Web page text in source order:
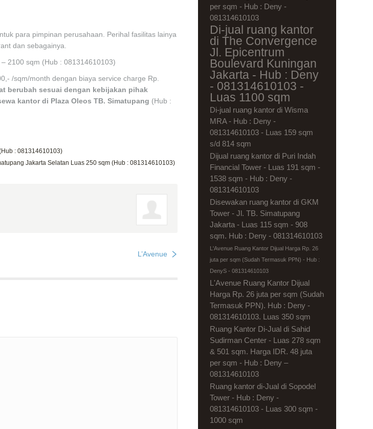
para pimpinan perusahaan. Perihal fasilitas lainya
dan sebagainya.
2100 sqm (Hub : 081314610103)
/sqm/month dengan biaya service charge Rp.
berubah sesuai dengan kebijakan pihak
kantor di Plaza Oleos TB. Simatupang (Hub :
: 081314610103)
Jakarta Selatan Luas 250 sqm (Hub : 081314610103)
L’Avenue
per sqm - Hub : Deny -
081314610103
Di-jual ruang kantor
di The Convergence
Jl. Epicentrum
Boulevard Kuningan
Jakarta - Hub : Deny
- 081314610103 -
Luas 1100 sqm
Di-jual ruang kantor di Wisma
MRA - Hub : Deny -
081314610103 - Luas 159 sqm
s/d 814 sqm
Dijual ruang kantor di Puri Indah
Financial Tower - Luas 191 sqm -
1538 sqm - Hub : Deny -
081314610103
Disewakan ruang kantor di GKM
Tower - Jl. TB. Simatupang
Jakarta - Luas 115 sqm - 908
sqm. Hub : Deny - 081314610103
L'Avenue Ruang Kantor Dijual Harga Rp. 26
juta per sqm (Sudah Termasuk PPN) - Hub :
DenyS - 081314610103
L'Avenue Ruang Kantor Dijual
Harga Rp. 26 juta per sqm (Sudah
Termasuk PPN). Hub : Deny -
081314610103. Luas 350 sqm
Ruang Kantor Di-Jual di Sahid
Sudirman Center - Luas 278 sqm
& 501 sqm. Harga IDR. 48 juta
per sqm - Hub : Deny –
081314610103
Ruang kantor di-Jual di Sopodel
Tower - Hub : Deny -
081314610103 - Luas 300 sqm -
1000 sqm